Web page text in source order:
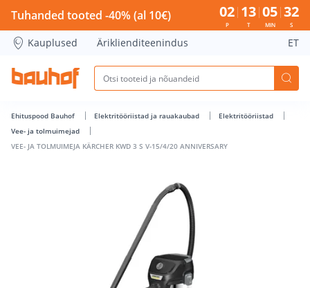
VEE- JA TOLMUIMEJA KÄRCHER KWD 3 S V-15/4/20
Tuhanded tooted -40% (al 10€) 02
P
13
T
05
MIN
31
S
Kauplused Äriklienditeenindus ET
Ehituspood Bauhof Elektritööriistad ja rauakaubad
Elektritööriistad
Vee- ja tolmuimejad
VEE- JA TOLMUIMEJA KÄRCHER KWD 3 S V-15/4/20 ANNIVERSARY